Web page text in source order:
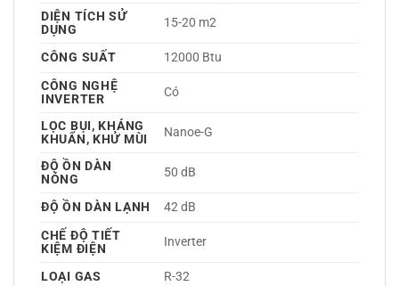
DIỆN TÍCH SỬ
DỤNG
15-20 m2
CÔNG SUẤT
12000 Btu
CÔNG NGHỆ
INVERTER
Có
LỌC BỤI, KHÁNG
KHUẨN, KHỬ MÙI
Nanoe-G
ĐỘ ỒN DÀN
NÓNG
50 dB
ĐỘ ỒN DÀN LẠNH
42 dB
CHẾ ĐỘ TIẾT
KIỆM ĐIỆN
Inverter
LOẠI GAS R-32